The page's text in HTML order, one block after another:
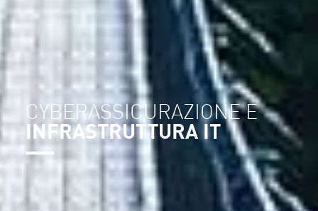
CYBERASSICURAZIONE E
INFRASTRUTTURA IT